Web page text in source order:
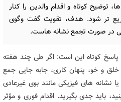
کوتاه و اقدام والدین را کنار
تر شود. هدف، تقویت گفت وگوی
در صورت تجمع نشانه هاست.
پاسخ کوتاه این است: اگر طی چند هفته
و خو، پنهان کاری، جابه جایی جمع
نشانه های فیزیکی مانند بوی غیرعادی
باید جدی بگیرید. اقدام فوری و مؤثر